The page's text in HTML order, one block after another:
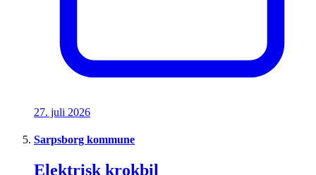
27. juli 2026
Sarpsborg kommune
Elektrisk krokbil